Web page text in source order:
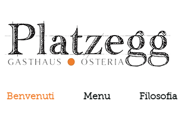
Benvenuti Menu Filosofia